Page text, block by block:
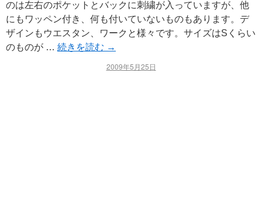
のは左右のポケットとバックに刺繍が入っていますが、他
にもワッペン付き、何も付いていないものもあります。デ
ザインもウエスタン、ワークと様々です。サイズはSくらい
のものが … 続きを読む →
2009年5月25日